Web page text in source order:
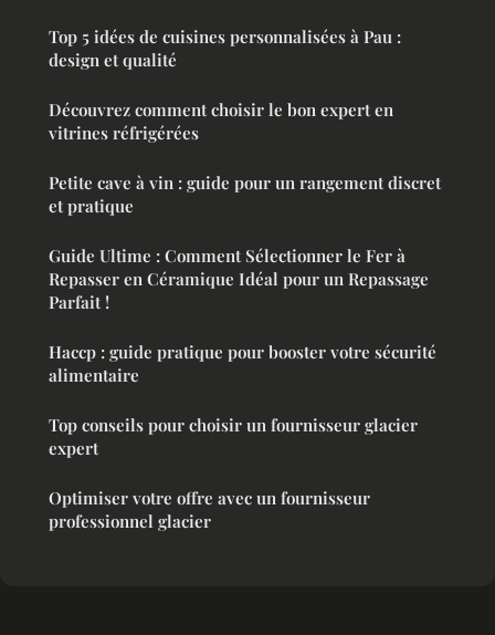
Top 5 idées de cuisines personnalisées à Pau :
design et qualité
Découvrez comment choisir le bon expert en
vitrines réfrigérées
Petite cave à vin : guide pour un rangement discret
et pratique
Guide Ultime : Comment Sélectionner le Fer à
Repasser en Céramique Idéal pour un Repassage
Parfait !
Haccp : guide pratique pour booster votre sécurité
alimentaire
Top conseils pour choisir un fournisseur glacier
expert
Optimiser votre offre avec un fournisseur
professionnel glacier